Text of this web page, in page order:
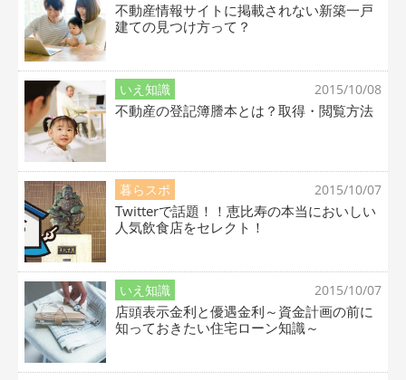
不動産情報サイトに掲載されない新築一戸
建ての見つけ方って？
いえ知識 2015/10/08
不動産の登記簿謄本とは？取得・閲覧方法
暮らスポ 2015/10/07
Twitterで話題！！恵比寿の本当においしい
人気飲食店をセレクト！
いえ知識 2015/10/07
店頭表示金利と優遇金利～資金計画の前に
知っておきたい住宅ローン知識～